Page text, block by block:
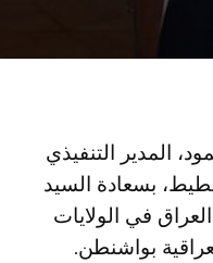
المدير التنفيذي
بسعادة السيد
في الولايات
بواشنطن.